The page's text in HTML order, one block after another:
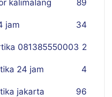
kalimalang 89
jam 34
081385550003 2
24 jam 4
jakarta 96